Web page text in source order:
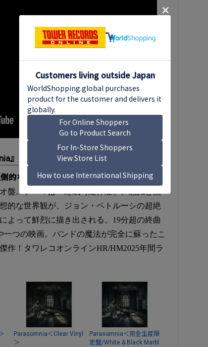
』
的な完成度」
盤。テーマは「睡眠時随伴症」。意識と無
的な世界観が、ジョン・ペトルーシの超絶
よって鮮烈に描き出される。19分超の終曲
一つの映画。バンドの魔法が完全に蘇ったこ
作！タワレコオンラインHR/HM2025年間ラ
Parasomnia＜Clear Vinyl
＞
Parasomnia＜完全生産限
定盤/White & Black Marbl